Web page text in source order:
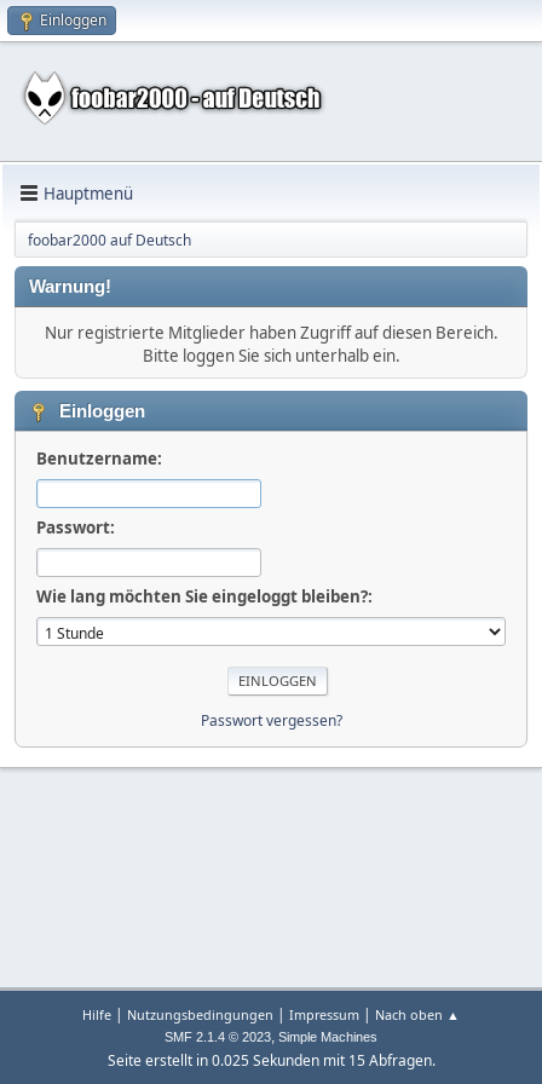
Einloggen
Hauptmenü
foobar2000 auf Deutsch
Warnung!
Nur registrierte Mitglieder haben Zugriff auf diesen Bereich.
Bitte loggen Sie sich unterhalb ein.
Einloggen
Benutzername:
Passwort:
Wie lang möchten Sie eingeloggt bleiben?:
Passwort vergessen?
Hilfe | Nutzungsbedingungen | Impressum | Nach oben ▲
SMF 2.1.4 © 2023, Simple Machines
Seite erstellt in 0.025 Sekunden mit 15 Abfragen.